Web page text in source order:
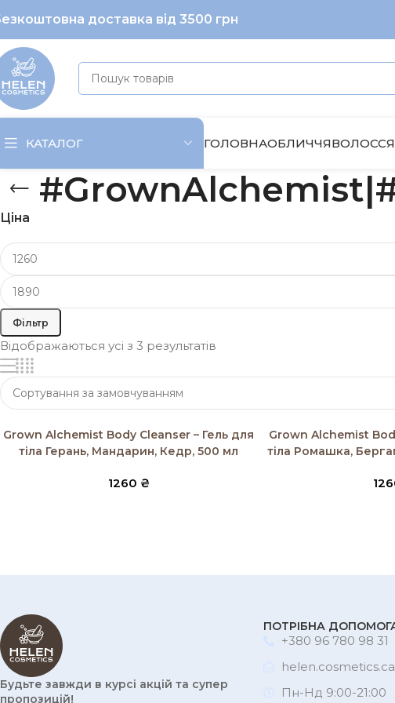
доставка від 3500 грн
КАТАЛОГ ГОЛОВНАОБЛИЧЧЯВОЛОССЯ
Ціна
Фільтр
Відображаються усі з 3 результатів
SOLD OUT
Читати далі
Grown Alchemist Body Cleanser – Гель для
тіла Герань, Мандарин, Кедр, 500 мл
1260 ₴
SOLD OUT
Читати далі
Grown Alchemist
тіла Ромашка,
Будьте завжди в курсі акцій та супер
пропозицій!
ПОТРІБНА
+380 96 780 98 31
Пн-Нд 9:00-21:00